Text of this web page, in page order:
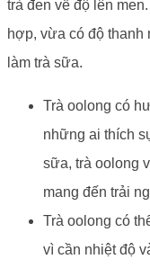
trà đen về độ lên
hợp, vừa có độ thanh
làm trà sữa.
Trà oolong có
những ai thích
sữa, trà oolong
mang đến trải
Trà oolong có
vì cần nhiệt độ